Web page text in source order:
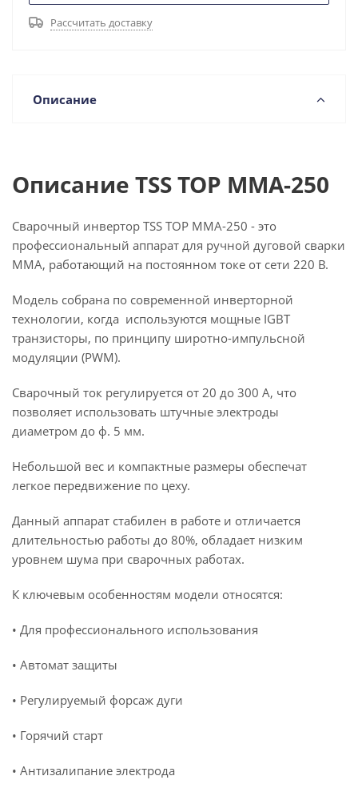
Рассчитать доставку
Описание
Описание TSS TOP MMA-250
Сварочный инвертор TSS TOP MMA-250 - это
профессиональный аппарат для ручной дуговой сварки
MMA, работающий на постоянном токе от сети 220 В.
Модель собрана по современной инверторной
технологии, когда используются мощные IGBT
транзисторы, по принципу широтно-импульсной
модуляции (PWM).
Сварочный ток регулируется от 20 до 300 А, что
позволяет использовать штучные электроды
диаметром до ф. 5 мм.
Небольшой вес и компактные размеры обеспечат
легкое передвижение по цеху.
Данный аппарат стабилен в работе и отличается
длительностью работы до 80%, обладает низким
уровнем шума при сварочных работах.
К ключевым особенностям модели относятся:
• Для профессионального использования
• Автомат защиты
• Регулируемый форсаж дуги
• Горячий старт
• Антизалипание электрода